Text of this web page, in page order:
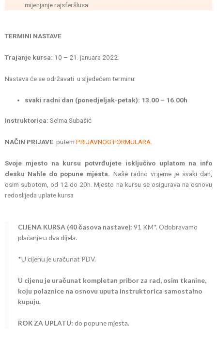
mijenjanje rajsferšlusa.
TERMINI NASTAVE
Trajanje kursa: 10 – 21. januara 2022.
Nastava će se održavati u sljedećem terminu:
svaki radni dan (ponedjeljak-petak): 13.00 – 16.00h
Instruktorica: Selma Subašić
NAČIN PRIJAVE: putem PRIJAVNOG FORMULARA.
Svoje mjesto na kursu potvrđujete isključivo uplatom na info
desku Nahle do popune mjesta. Naše radno vrijeme je svaki dan,
osim subotom, od 12 do 20h. Mjesto na kursu se osigurava na osnovu
redoslijeda uplate kursa
CIJENA KURSA (40 časova nastave): 91 KM*. Odobravamo
plaćanje u dva dijela.
*U cijenu je uračunat PDV.
U cijenu je uračunat kompletan pribor za rad, osim tkanine,
koju polaznice na osnovu uputa instruktorica samostalno
kupuju.
ROK ZA UPLATU: do popune mjesta.